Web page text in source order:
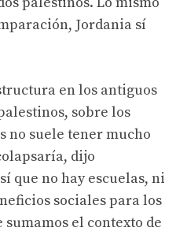
Jordania sí
en los antiguos
sobre los
no suele tener mucho
dijo
que no hay escuelas, ni
sociales para los
sumamos el contexto de